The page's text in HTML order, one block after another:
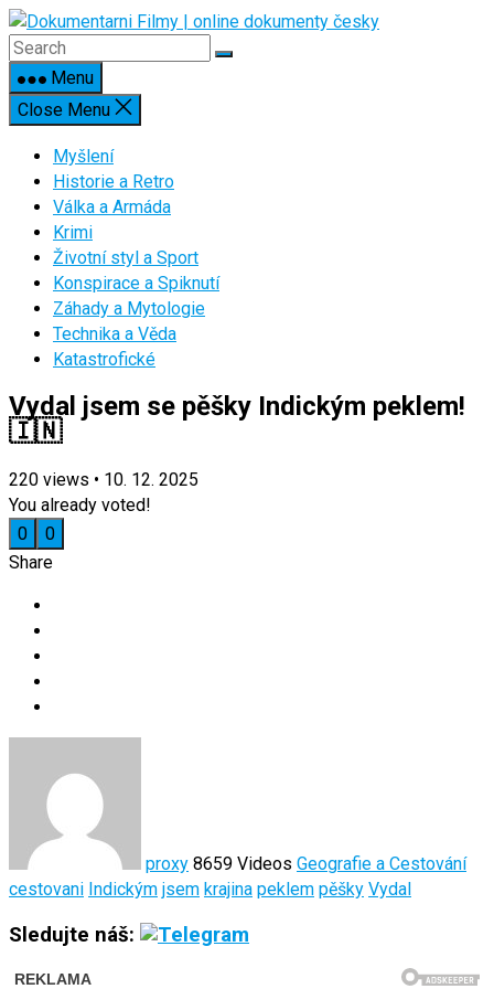
Skip
to
contentMenu
Close Menu
Myšlení
Historie a Retro
Válka a Armáda
Krimi
Životní styl a Sport
Konspirace a Spiknutí
Záhady a Mytologie
Technika a Věda
Katastrofické
Vydal jsem se pěšky Indickým peklem!
🇮🇳
220 views • 10. 12. 2025
You already voted!
0
0
Share
proxy 8659 Videos Geografie a Cestování
cestovani Indickým jsem krajina peklem pěšky Vydal
Sledujte náš: